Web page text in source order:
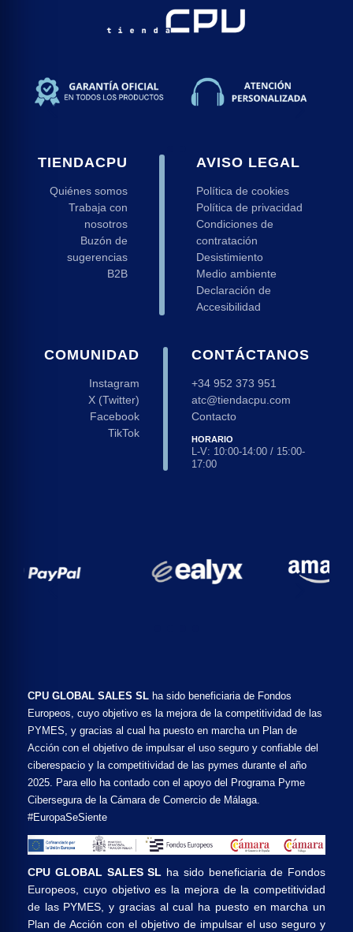
TIENDACPU
Quiénes somos
Trabaja con
nosotros
Buzón de
sugerencias
B2B
AVISO LEGAL
Política de cookies
Política de privacidad
Condiciones de
contratación
Desistimiento
Medio ambiente
Declaración de
Accesibilidad
COMUNIDAD
Instagram
X (Twitter)
Facebook
TikTok
CONTÁCTANOS
+34 952 373 951
atc@tiendacpu.com
Contacto
HORARIO
L-V: 10:00-14:00 / 15:00-
17:00
CPU GLOBAL SALES SL ha sido beneficiaria de Fondos
Europeos, cuyo objetivo es la mejora de la competitividad de las
PYMES, y gracias al cual ha puesto en marcha un Plan de
Acción con el objetivo de impulsar el uso seguro y confiable del
ciberespacio y la competitividad de las pymes durante el año
2025. Para ello ha contado con el apoyo del Programa Pyme
Cibersegura de la Cámara de Comercio de Málaga.
#EuropaSeSiente
CPU GLOBAL SALES SL ha sido beneficiaria de Fondos
Europeos, cuyo objetivo es la mejora de la competitividad
de las PYMES, y gracias al cual ha puesto en marcha un
Plan de Acción con el objetivo de impulsar el uso seguro y
Gaming